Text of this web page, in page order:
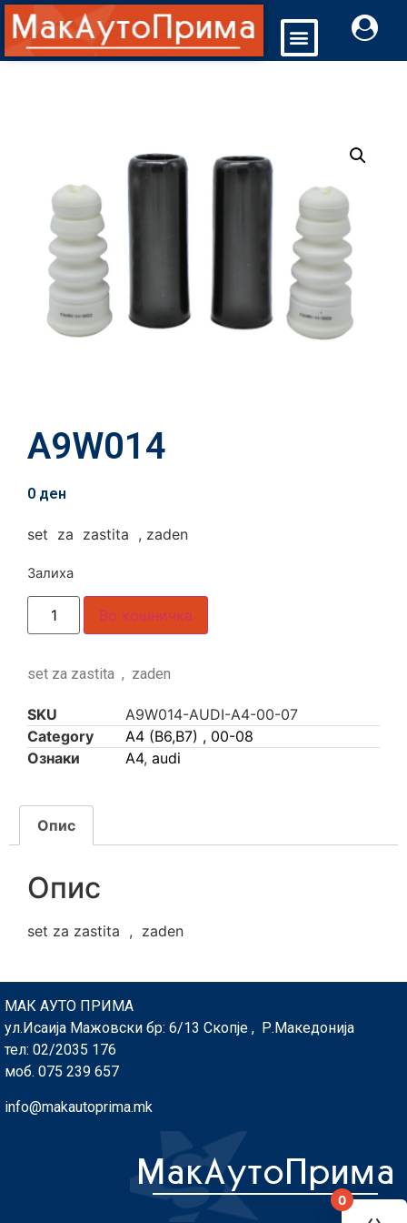
A9W014
0 ден
set za zastita , zaden
Залиха
Во кошничка
set za zastita , zaden
SKU
A9W014-AUDI-A4-00-07
Category
A4 (B6,B7) , 00-08
Ознаки
A4, audi
Опис
Опис
set za zastita , zaden
МАК АУТО ПРИМА
ул.Исаија Мажовски бр: 6/13 Скопје , Р.Македонија
тел: 02/2035 176
моб. 075 239 657
info@makautoprima.mk
0